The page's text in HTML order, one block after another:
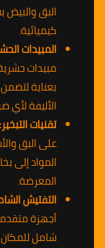
البق والبيض
كيميائية.
المبيدات
مبيدات
بعناية
الأليفة لأي
تقنيات التبخير:
على البق
المواد إلى
المعرضة.
التفتيش
أجهزة
شامل